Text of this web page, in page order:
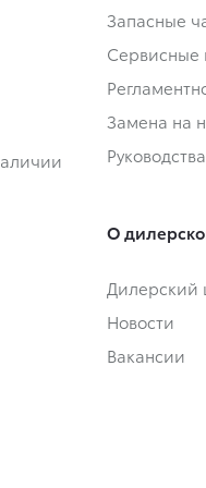
Запасные
Сервисные
Замена на
Руководства
О
Дилерский
Новости
Вакансии